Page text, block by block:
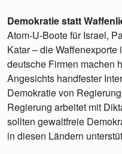
Demokratie statt
Atom-U-Boote für Israel,
Katar – die
deutsche Firmen machen
Angesichts handfester
Demokratie von
Regierung arbeitet mit
sollten gewaltfreie
in diesen Ländern